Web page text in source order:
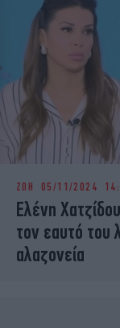
ΖΩΗ 05/11/2024
Ελένη
τον εαυτό του
αλαζονεία